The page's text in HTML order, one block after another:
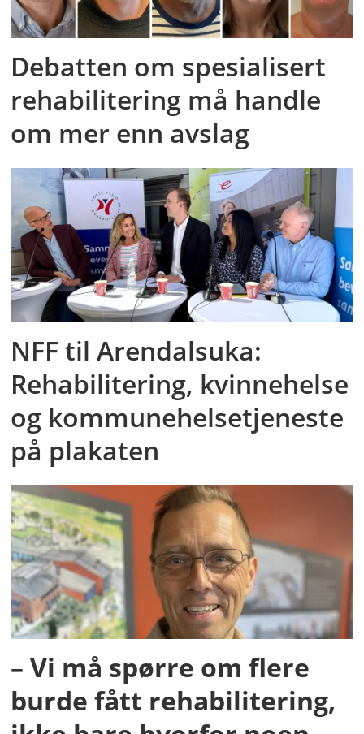
Debatten om spesialisert
rehabilitering må handle
om mer enn avslag
NFF til Arendalsuka:
Rehabilitering, kvinnehelse
og kommunehelsetjeneste
på plakaten
– Vi må spørre om flere
burde fått rehabilitering,